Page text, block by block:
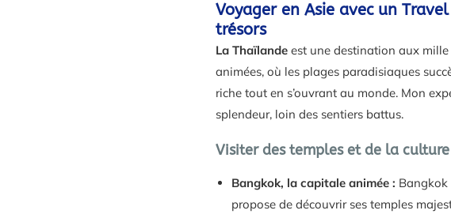
Voyager en Asie avec un
trésors
La Thaïlande est une destination aux
animées, où les plages paradisiaques
riche tout en s’ouvrant au monde. Mon
splendeur, loin des sentiers battus.
Visiter des temples et de la
Bangkok, la capitale animée : Bangkok
propose de découvrir ses temples